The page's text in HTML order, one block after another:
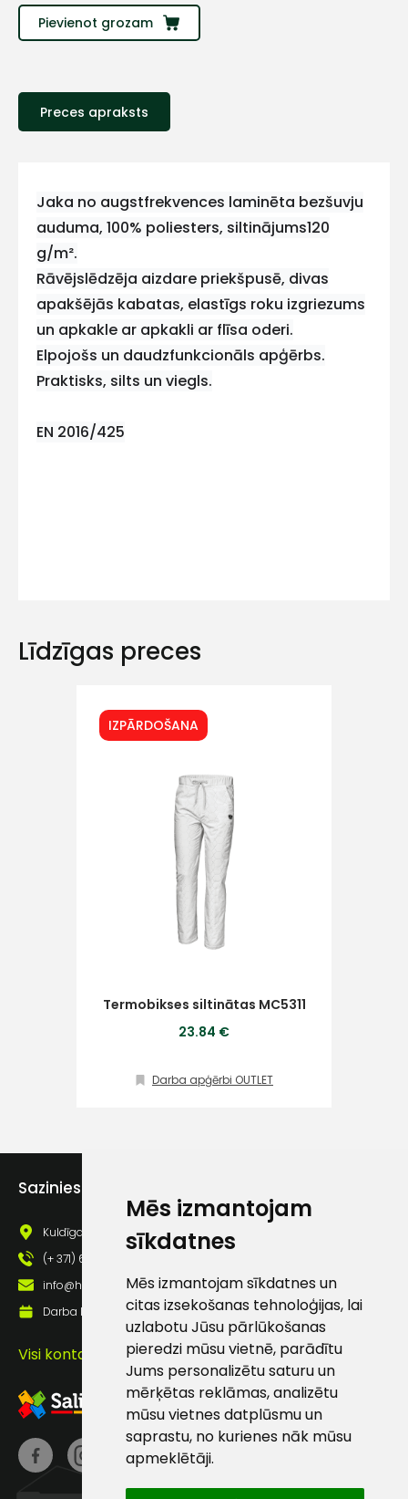
Mēs izmantojam
sīkdatnes
Mēs izmantojam sīkdatnes un
citas izsekošanas tehnoloģijas, lai
uzlabotu Jūsu pārlūkošanas
pieredzi mūsu vietnē, parādītu
Jums personalizētu saturu un
mērķētas reklāmas, analizētu
mūsu vietnes datplūsmu un
saprastu, no kurienes nāk mūsu
apmeklētāji.
Pievienot grozam
Preces apraksts
Jaka no augstfrekvences laminēta bezšuvju
auduma, 100% poliesters, siltinājums120
g/m².
Rāvējslēdzēja aizdare priekšpusē, divas
apakšējās kabatas, elastīgs roku izgriezums
un apkakle ar apkakli ar flīsa oderi.
Elpojošs un daudzfunkcionāls apģērbs.
Praktisks, silts un viegls.
EN 2016/425
Līdzīgas preces
IZPĀRDOŠANA
Termobikses siltinātas MC5311
23.84 €
Darba apģērbi OUTLET
Sazinies ar mums
Kuldīgas iela 69a, Saldus, Saldus nov., LV - 3801
(+ 371) 63 881 186
info@hards.lv
Darba laiks: Darbadienās: 8:00 - 17:00
Visi kontakti
Sazinies
mums!
Atbildēsim
pēc
iespējas
ātrāk
Ziņojums
Klientu
(+371) 63 881
186
info@hards.lv
+